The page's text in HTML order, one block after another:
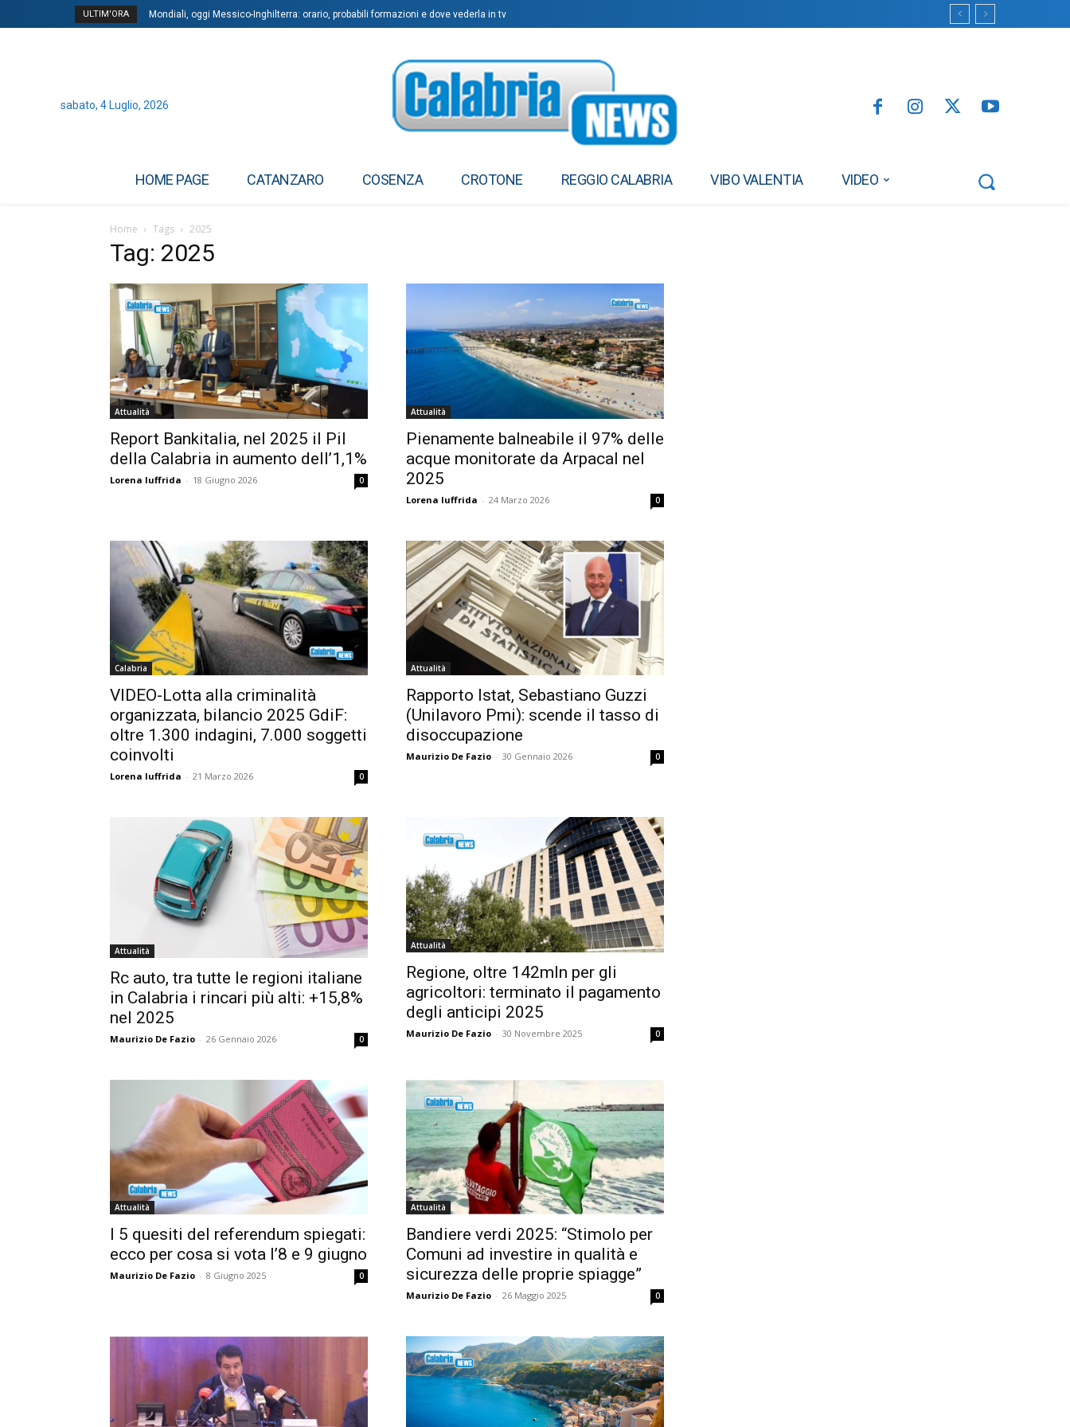
ULTIM'ORA Mondiali, oggi Messico-Inghilterra: orario, probabili formazioni e dove vederla in tv
sabato, 4 Luglio, 2026
HOME PAGE CATANZARO COSENZA CROTONE REGGIO CALABRIA VIBO VALENTIA VIDEO
Home Tags 2025
Tag: 2025
Attualità
Report Bankitalia, nel 2025 il Pil
della Calabria in aumento dell’1,1%
Lorena Iuffrida - 18 Giugno 2026 0
Attualità
Pienamente balneabile il 97% delle
acque monitorate da Arpacal nel
2025
Lorena Iuffrida - 24 Marzo 2026 0
Calabria
VIDEO-Lotta alla criminalità
organizzata, bilancio 2025 GdiF:
oltre 1.300 indagini, 7.000 soggetti
coinvolti
Lorena Iuffrida - 21 Marzo 2026 0
Attualità
Rapporto Istat, Sebastiano Guzzi
(Unilavoro Pmi): scende il tasso di
disoccupazione
Maurizio De Fazio - 30 Gennaio 2026 0
Attualità
Rc auto, tra tutte le regioni italiane
in Calabria i rincari più alti: +15,8%
nel 2025
Maurizio De Fazio - 26 Gennaio 2026 0
Attualità
Regione, oltre 142mln per gli
agricoltori: terminato il pagamento
degli anticipi 2025
Maurizio De Fazio - 30 Novembre 2025 0
Attualità
I 5 quesiti del referendum spiegati:
ecco per cosa si vota l’8 e 9 giugno
Maurizio De Fazio - 8 Giugno 2025 0
Attualità
Bandiere verdi 2025: “Stimolo per
Comuni ad investire in qualità e
sicurezza delle proprie spiagge”
Maurizio De Fazio - 26 Maggio 2025 0